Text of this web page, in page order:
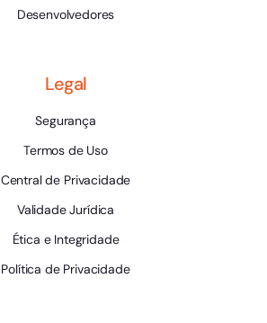
Desenvolvedores
Legal
Segurança
Termos de Uso
Central de Privacidade
Validade Jurídica
Ética e Integridade
Política de Privacidade